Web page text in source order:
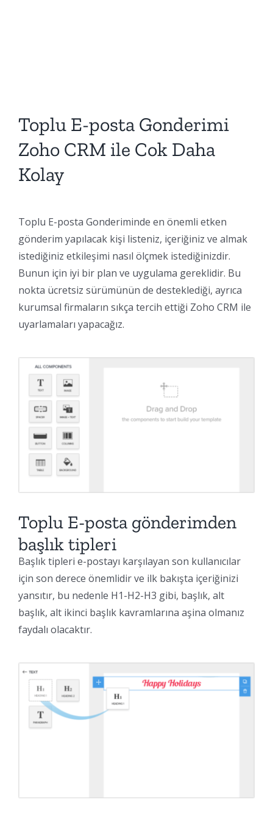
Toplu E-posta Gonderimi
Zoho CRM ile Cok Daha
Kolay
Toplu E-posta Gonderiminde en önemli etken
gönderim yapılacak kişi listeniz, içeriğiniz ve almak
istediğiniz etkileşimi nasıl ölçmek istediğinizdir.
Bunun için iyi bir plan ve uygulama gereklidir. Bu
nokta ücretsiz sürümünün de desteklediği, ayrıca
kurumsal firmaların sıkça tercih ettiği Zoho CRM ile
uyarlamaları yapacağız.
Toplu E-posta gönderimden
başlık tipleri
Başlık tipleri e-postayı karşılayan son kullanıcılar
için son derece önemlidir ve ilk bakışta içeriğinizi
yansıtır, bu nedenle H1-H2-H3 gibi, başlık, alt
başlık, alt ikinci başlık kavramlarına aşina olmanız
faydalı olacaktır.